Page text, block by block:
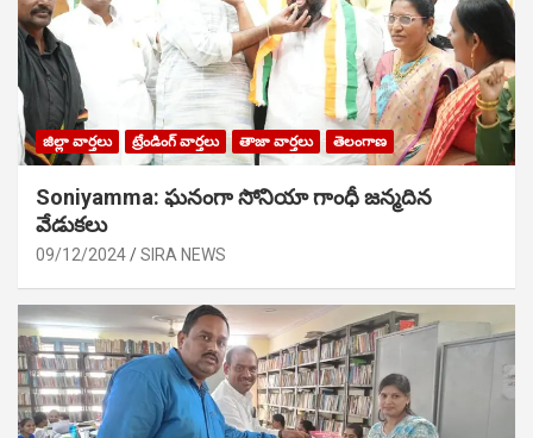
జిల్లా వార్తలు ట్రేండింగ్ వార్తలు తాజా వార్తలు తెలంగాణ
Soniyamma: ఘ‌నంగా సోనియా గాంధీ జ‌న్మ‌దిన
వేడుక‌లు
09/12/2024 SIRA NEWS